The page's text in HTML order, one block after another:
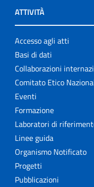
ATTIVITÀ
Accesso agli atti
Basi di dati
Collaborazioni
Comitato Etico
Eventi
Formazione
Laboratori di
Linee guida
Organismo Notificato
Progetti
Pubblicazioni